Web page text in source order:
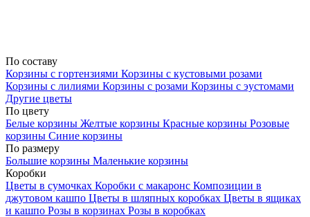
По составу
Корзины с гортензиями Корзины с кустовыми розами
Корзины с лилиями Корзины с розами Корзины с эустомами
Другие цветы
По цвету
Белые корзины Желтые корзины Красные корзины Розовые
корзины Синие корзины
По размеру
Большие корзины Маленькие корзины
Коробки
Цветы в сумочках Коробки с макаронс Композиции в
джутовом кашпо Цветы в шляпных коробках Цветы в ящиках
и кашпо Розы в корзинах Розы в коробках